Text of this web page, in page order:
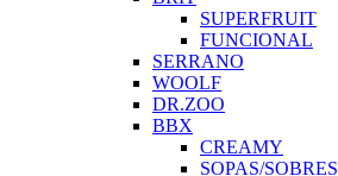
SUPERFRUIT
FUNCIONAL
SERRANO
WOOLF
DR.ZOO
BBX
CREAMY
SOPAS/SOBRES